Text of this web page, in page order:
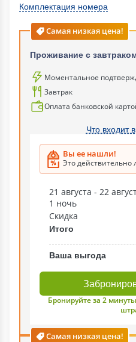
Комплектация номера
Самая низкая цена!
Проживание с
Моментальное
Завтрак
Оплата банковской
Что входит
Вы ее нашли!
Это действительно
21 августа - 22
1 ночь
Скидка
Итого
Ваша выгода
Бронируйте за 2
Самая низкая цена!